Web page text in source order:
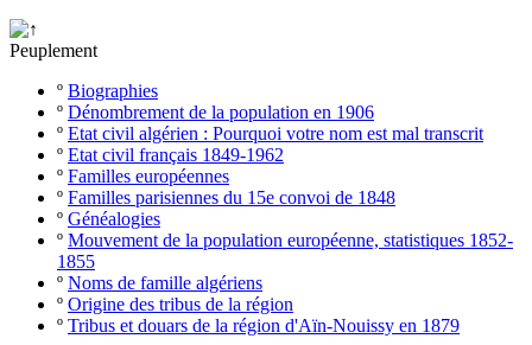
Peuplement
º Biographies
º Dénombrement de la population en 1906
º Etat civil algérien : Pourquoi votre nom est mal transcrit
º Etat civil français 1849-1962
º Familles européennes
º Familles parisiennes du 15e convoi de 1848
º Généalogies
º Mouvement de la population européenne, statistiques 1852-
1855
º Noms de famille algériens
º Origine des tribus de la région
º Tribus et douars de la région d'Aïn-Nouissy en 1879